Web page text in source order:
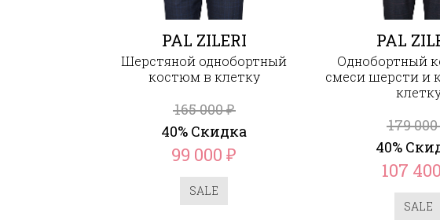
PAL ZILERI
Шерстяной однобортный
костюм в клетку
165 000₽
40% Скидка
99 000₽
SALE
PAL
Однобортный
смеси шерсти и
179
40%
107 400
SALE